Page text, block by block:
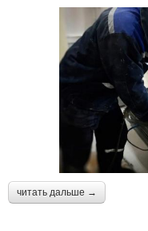
читать дальше →